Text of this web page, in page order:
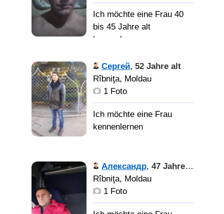
Ich möchte eine Frau 40
bis 45 Jahre alt
kennenlernen
Сергей, 52 Jahre alt
Rîbniţa, Moldau
1 Foto
Александр, 47 Jahre alt
Rîbniţa, Moldau
1 Foto